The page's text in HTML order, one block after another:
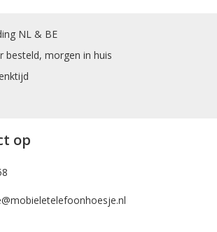
kunt u allerlei soorten
Om ervoor te zorgen dat het
altijd een screen protector aan. Het
Hoe zonde zou het zijn als uw
uw beeldscherm beschermt tegen
gehele beeldscherm en enkele lopen
NL & BE
besteld, morgen in huis
op